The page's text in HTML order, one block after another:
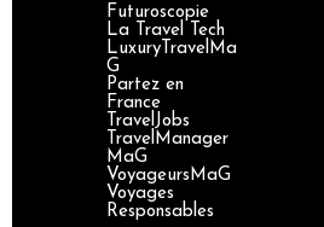
Futuroscopie
La Travel Tech
LuxuryTravelMa
G
Partez en
France
TravelJobs
TravelManager
MaG
VoyageursMaG
Voyages
Responsables